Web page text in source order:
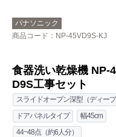
パナソニック
商品コード ：NP-45RS9K-KJ